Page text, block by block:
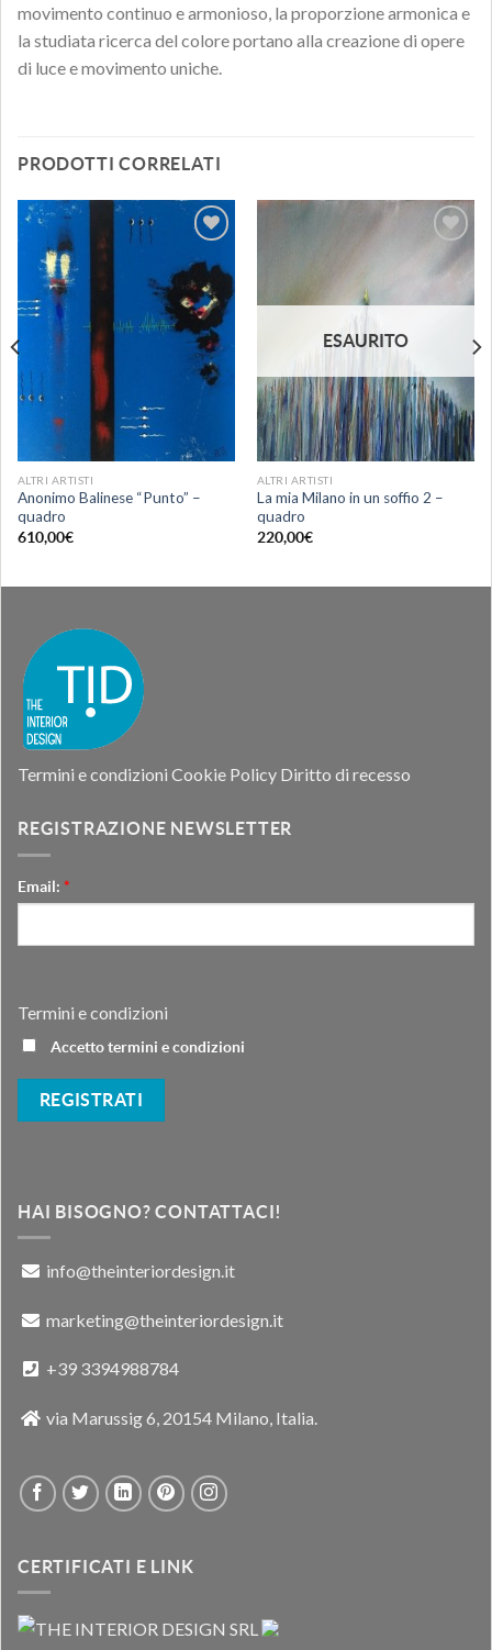
movimento continuo e armonioso, la proporzione armonica e
la studiata ricerca del colore portano alla creazione di opere
di luce e movimento uniche.
PRODOTTI CORRELATI
alla lista
dei
desideri
ALTRI ARTISTI
Anonimo Balinese “Punto” –
quadro
610,00€
Aggiungi
alla lista
ESAURITO
ALTRI ARTISTI
La mia Milano in un soffio 2 –
quadro
220,00€
Termini e condizioni Cookie Policy Diritto di recesso
REGISTRAZIONE NEWSLETTER
Email: *
Termini e condizioni
Accetto termini e condizioni
HAI BISOGNO? CONTATTACI!
info@theinteriordesign.it
marketing@theinteriordesign.it
+39 3394988784
via Marussig 6, 20154 Milano, Italia.
CERTIFICATI E LINK